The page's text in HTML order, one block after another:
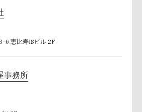
6 恵比寿ISビル 2F
事務所